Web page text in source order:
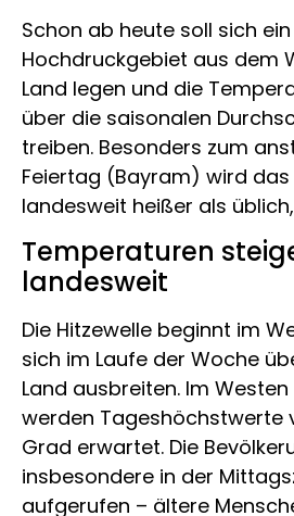
Schon ab heute soll sich
Hochdruckgebiet aus dem
Land legen und die
über die saisonalen
treiben. Besonders zum
Feiertag (Bayram) wird
landesweit heißer als
Temperaturen
landesweit
Die Hitzewelle beginnt im
sich im Laufe der Woche
Land ausbreiten. Im
werden Tageshöchstwerte
Grad erwartet. Die
insbesondere in der
aufgerufen – ältere